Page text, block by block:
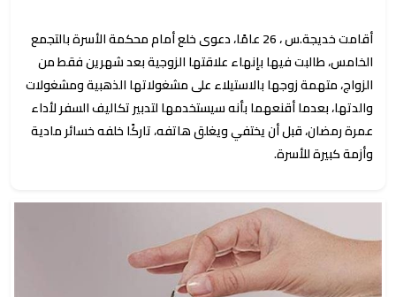
أقامت خديجة.س ، 26 عامًا، دعوى خلع أمام محكمة الأسرة بالتجمع
الخامس، طالبت فيها بإنهاء علاقتها الزوجية بعد شهرين فقط من
الزواج، متهمة زوجها بالاستيلاء على مشغولاتها الذهبية ومشغولات
والدتها، بعدما أقنعهما بأنه سيستخدمها لتدبير تكاليف السفر لأداء
عمرة رمضان، قبل أن يختفي ويغلق هاتفه، تاركًا خلفه خسائر مادية
وأزمة كبيرة للأسرة.